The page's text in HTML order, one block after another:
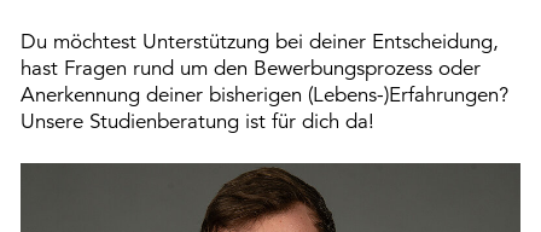
Du möchtest Unterstützung bei deiner Entscheidung,
hast Fragen rund um den Bewerbungsprozess oder
Anerkennung deiner bisherigen (Lebens-)Erfahrungen?
Unsere Studienberatung ist für dich da!